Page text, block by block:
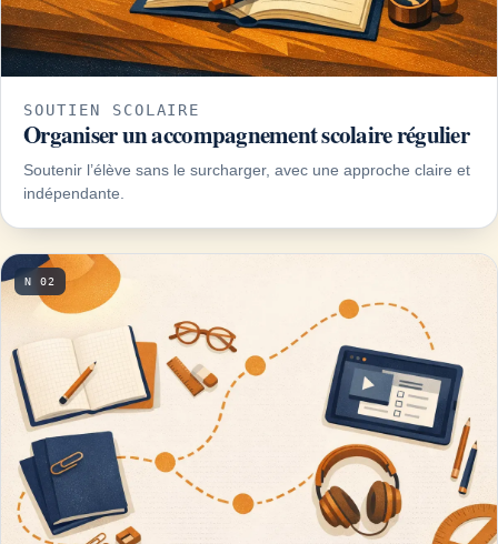
SOUTIEN SCOLAIRE
Organiser un accompagnement scolaire régulier
Soutenir l’élève sans le surcharger, avec une approche claire et
indépendante.
N 02